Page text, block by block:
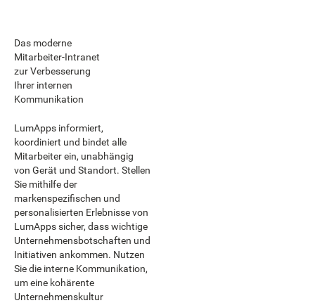
Das moderne
Mitarbeiter-Intranet
zur Verbesserung
Ihrer internen
Kommunikation
LumApps informiert,
koordiniert und bindet alle
Mitarbeiter ein, unabhängig
von Gerät und Standort. Stellen
Sie mithilfe der
markenspezifischen und
personalisierten Erlebnisse von
LumApps sicher, dass wichtige
Unternehmensbotschaften und
Initiativen ankommen. Nutzen
Sie die interne Kommunikation,
um eine kohärente
Unternehmenskultur